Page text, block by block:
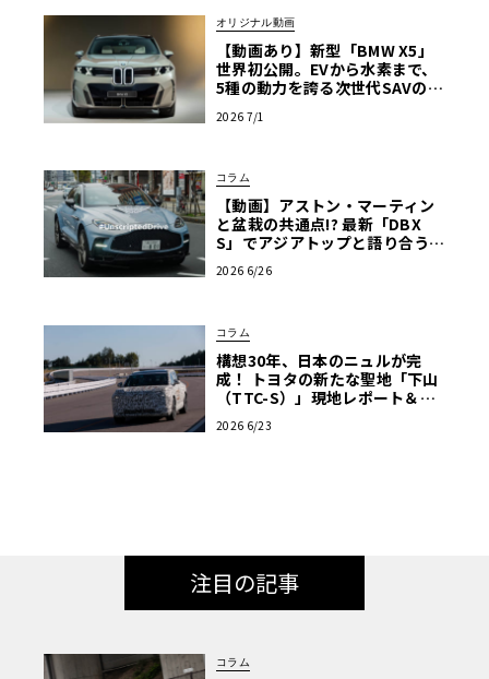
オリジナル動画
【動画あり】新型「BMW X5」
世界初公開。EVから水素まで、
5種の動力を誇る次世代SAVの実
2026 7/1
コラム
【動画】アストン・マーティン
と盆栽の共通点!? 最新「DBX
S」でアジアトップと語り合う東
コベイワセテ 番外編】
2026 6/26
コラム
構想30年、日本のニュルが完
成！ トヨタの新たな聖地「下山
（TTC-S）」現地レポート＆新
2026 6/23
注目の記事
コラム